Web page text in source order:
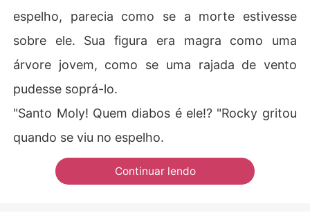
espelho, parecia como se a morte estivesse
sobre ele. Sua figura era magra como uma
árvore jovem, como se uma rajada de vento
pudesse soprá-lo.
"Santo Moly! Quem diabos é ele!? "Rocky gritou
quando se viu no espelho.
Continuar lendo